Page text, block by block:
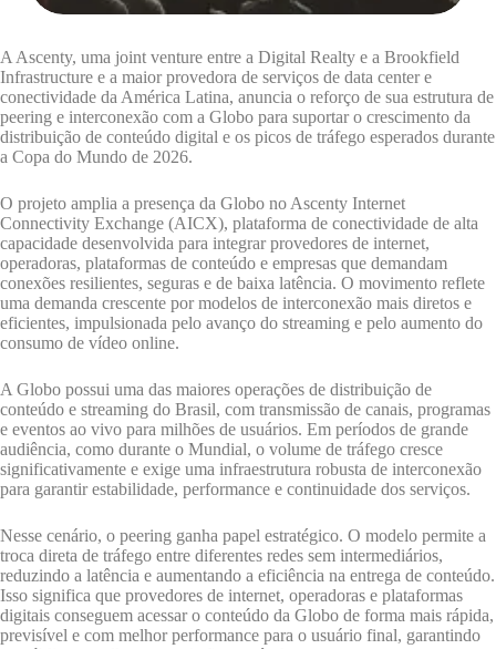
A Ascenty, uma joint venture entre a Digital Realty e a Brookfield
Infrastructure e a maior provedora de serviços de data center e
conectividade da América Latina, anuncia o reforço de sua estrutura de
peering e interconexão com a Globo para suportar o crescimento da
distribuição de conteúdo digital e os picos de tráfego esperados durante
a Copa do Mundo de 2026.
O projeto amplia a presença da Globo no Ascenty Internet
Connectivity Exchange (AICX), plataforma de conectividade de alta
capacidade desenvolvida para integrar provedores de internet,
operadoras, plataformas de conteúdo e empresas que demandam
conexões resilientes, seguras e de baixa latência. O movimento reflete
uma demanda crescente por modelos de interconexão mais diretos e
eficientes, impulsionada pelo avanço do streaming e pelo aumento do
consumo de vídeo online.
A Globo possui uma das maiores operações de distribuição de
conteúdo e streaming do Brasil, com transmissão de canais, programas
e eventos ao vivo para milhões de usuários. Em períodos de grande
audiência, como durante o Mundial, o volume de tráfego cresce
significativamente e exige uma infraestrutura robusta de interconexão
para garantir estabilidade, performance e continuidade dos serviços.
Nesse cenário, o peering ganha papel estratégico. O modelo permite a
troca direta de tráfego entre diferentes redes sem intermediários,
reduzindo a latência e aumentando a eficiência na entrega de conteúdo.
Isso significa que provedores de internet, operadoras e plataformas
digitais conseguem acessar o conteúdo da Globo de forma mais rápida,
previsível e com melhor performance para o usuário final, garantindo